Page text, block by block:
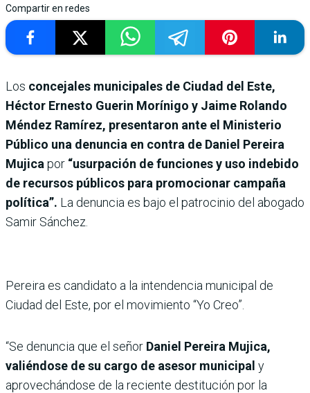
Compartir en redes
Los concejales municipales de Ciudad del Este,
Héctor Ernesto Guerin Morínigo y Jaime Rolando
Méndez Ramírez, presentaron ante el Ministerio
Público una denuncia en contra de Daniel Pereira
Mujica por “usurpación de funciones y uso indebido
de recursos públicos para promocionar campaña
política”. La denuncia es bajo el patrocinio del abogado
Samir Sánchez.
Pereira es candidato a la intendencia municipal de
Ciudad del Este, por el movimiento “Yo Creo”.
“Se denuncia que el señor Daniel Pereira Mujica,
valiéndose de su cargo de asesor municipal y
aprovechándose de la reciente destitución por la